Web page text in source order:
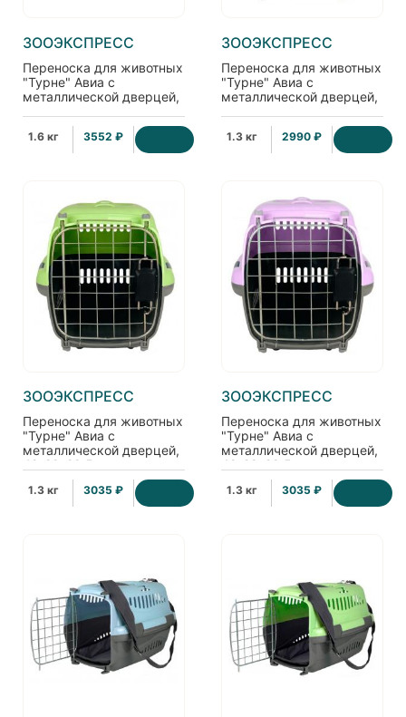
ЗООЭКСПРЕСС
Переноска для животных
"Турне" Авиа с
металлической дверцей,
42*29*29,5см,
фиолетовая
1.6 кг 3552 ₽
ЗООЭКСПРЕСС
Переноска для животных
"Турне" Авиа с
металлической дверцей,
1.3 кг 2990 ₽
ЗООЭКСПРЕСС
Переноска для животных
"Турне" Авиа с
металлической дверцей,
42*29*29,5см, зеленая
1.3 кг 3035 ₽
ЗООЭКСПРЕСС
Переноска для животных
"Турне" Авиа с
металлической дверцей,
42*29*29,5см,
фиолетовая
1.3 кг 3035 ₽